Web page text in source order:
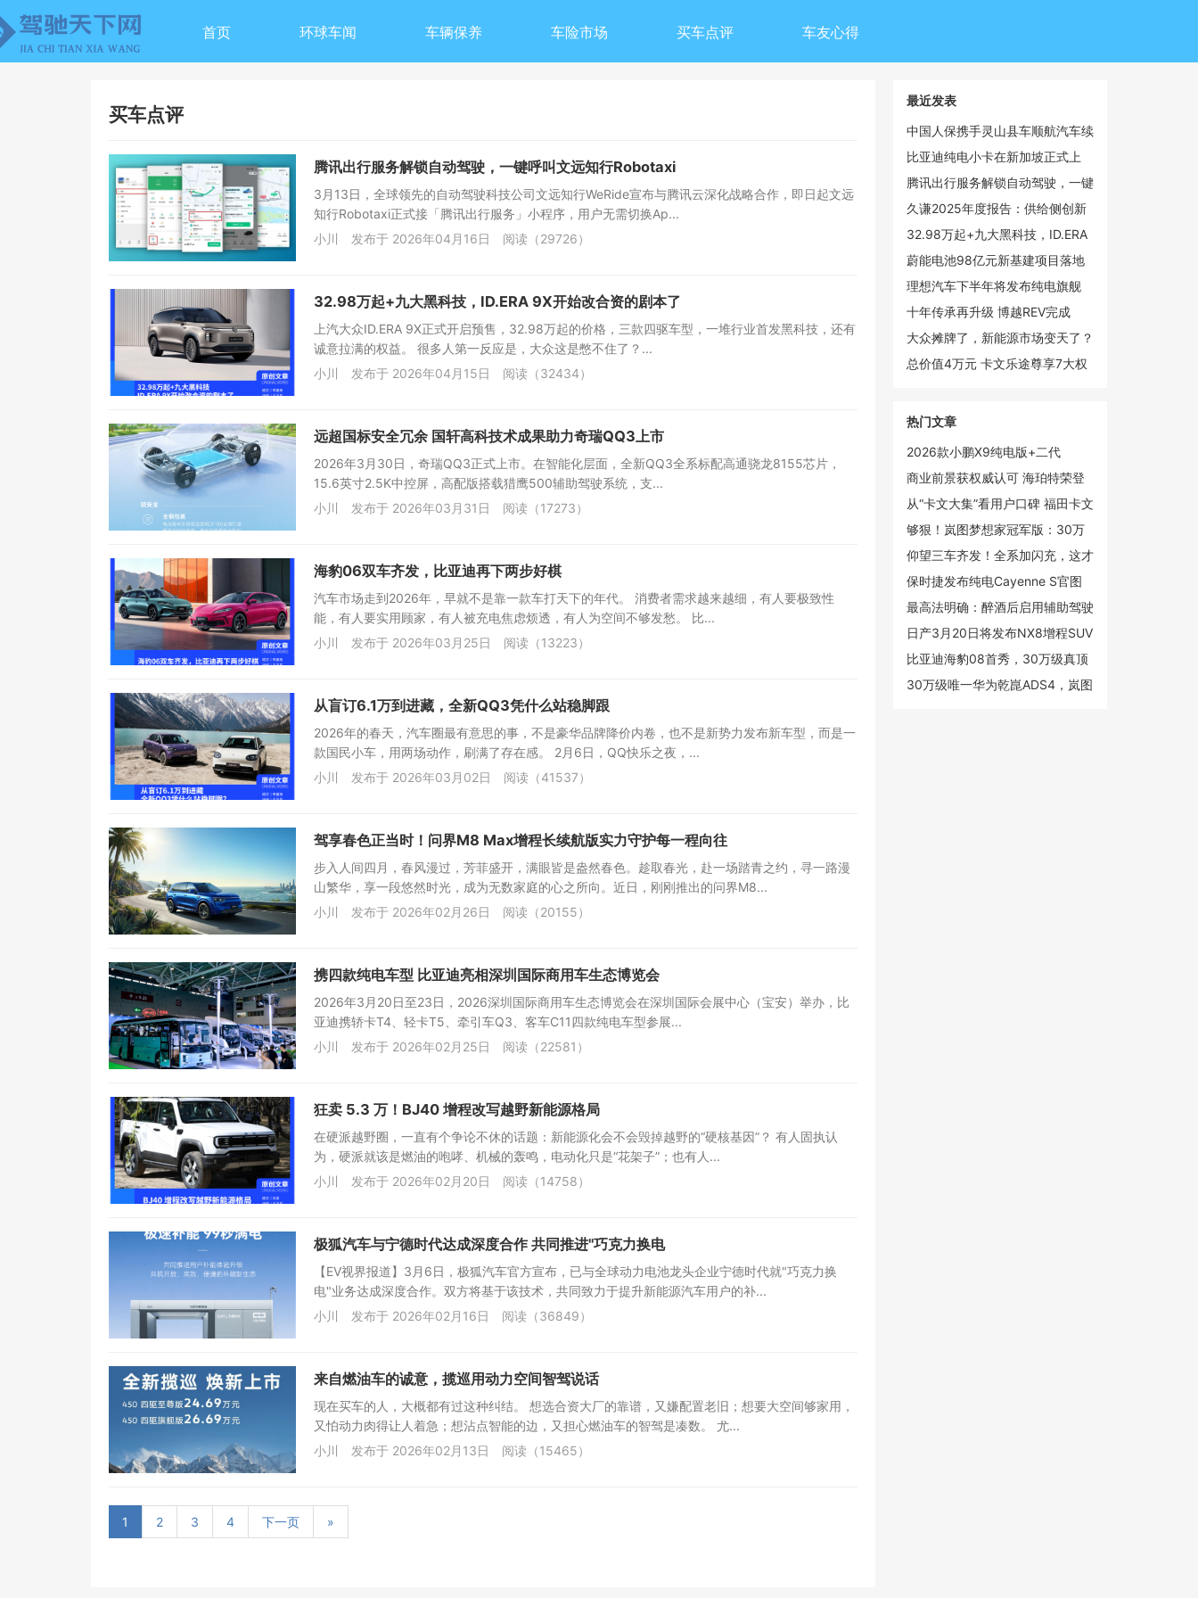
首页 环球车闻 车辆保养 车险市场 买车点评 车友心得
买车点评
腾讯出行服务解锁自动驾驶，一键呼叫文远知行Robotaxi
3月13日，全球领先的自动驾驶科技公司文远知行WeRide宣布与腾讯云深化战略合作，即日起文远
知行Robotaxi正式接「腾讯出行服务」小程序，用户无需切换Ap...
小川
发布于 2026年04月16日 阅读（29726）
32.98万起+九大黑科技，ID.ERA 9X开始改合资的剧本了
上汽大众ID.ERA 9X正式开启预售，32.98万起的价格，三款四驱车型，一堆行业首发黑科技，还有
诚意拉满的权益。 很多人第一反应是，大众这是憋不住了？...
小川
发布于 2026年04月15日 阅读（32434）
远超国标安全冗余 国轩高科技术成果助力奇瑞QQ3上市
2026年3月30日，奇瑞QQ3正式上市。在智能化层面，全新QQ3全系标配高通骁龙8155芯片，
15.6英寸2.5K中控屏，高配版搭载猎鹰500辅助驾驶系统，支...
小川
发布于 2026年03月31日 阅读（17273）
海豹06双车齐发，比亚迪再下两步好棋
汽车市场走到2026年，早就不是靠一款车打天下的年代。 消费者需求越来越细，有人要极致性
能，有人要实用顾家，有人被充电焦虑烦透，有人为空间不够发愁。 比...
小川
发布于 2026年03月25日 阅读（13223）
从盲订6.1万到进藏，全新QQ3凭什么站稳脚跟
2026年的春天，汽车圈最有意思的事，不是豪华品牌降价内卷，也不是新势力发布新车型，而是一
款国民小车，用两场动作，刷满了存在感。 2月6日，QQ快乐之夜，...
小川
发布于 2026年03月02日 阅读（41537）
驾享春色正当时！问界M8 Max增程长续航版实力守护每一程向往
步入人间四月，春风漫过，芳菲盛开，满眼皆是盎然春色。趁取春光，赴一场踏青之约，寻一路漫
山繁华，享一段悠然时光，成为无数家庭的心之所向。近日，刚刚推出的问界M8...
小川
发布于 2026年02月26日 阅读（20155）
携四款纯电车型 比亚迪亮相深圳国际商用车生态博览会
2026年3月20日至23日，2026深圳国际商用车生态博览会在深圳国际会展中心（宝安）举办，比
亚迪携轿卡T4、轻卡T5、牵引车Q3、客车C11四款纯电车型参展...
小川
发布于 2026年02月25日 阅读（22581）
狂卖 5.3 万！BJ40 增程改写越野新能源格局
在硬派越野圈，一直有个争论不休的话题：新能源化会不会毁掉越野的“硬核基因”？ 有人固执认
为，硬派就该是燃油的咆哮、机械的轰鸣，电动化只是“花架子”；也有人...
小川
发布于 2026年02月20日 阅读（14758）
极狐汽车与宁德时代达成深度合作 共同推进"巧克力换电
【EV视界报道】3月6日，极狐汽车官方宣布，已与全球动力电池龙头企业宁德时代就"巧克力换
电"业务达成深度合作。双方将基于该技术，共同致力于提升新能源汽车用户的补...
小川
发布于 2026年02月16日 阅读（36849）
来自燃油车的诚意，揽巡用动力空间智驾说话
现在买车的人，大概都有过这种纠结。 想选合资大厂的靠谱，又嫌配置老旧；想要大空间够家用，
又怕动力肉得让人着急；想沾点智能的边，又担心燃油车的智驾是凑数。 尤...
小川
发布于 2026年02月13日 阅读（15465）
1 2 3 4 下一页 »
最近发表
中国人保携手灵山县车顺航汽车续
保团购会
比亚迪纯电小卡在新加坡正式上
市，乘商市场双线领跑
腾讯出行服务解锁自动驾驶，一键
呼叫文远知行Robotaxi
久谦2025年度报告：供给侧创新
驱动手持智能影像市场倍增，大疆
以55%份额领跑全球
32.98万起+九大黑科技，ID.ERA
9X开始改合资的剧本了
蔚能电池98亿元新基建项目落地
武汉光谷，蔚来加码湖北新能源布
局
理想汽车下半年将发布纯电旗舰
SUV i9 覆盖20-50万元价格带
十年传承再升级 博越REV完成
100℃温差挑战彰显硬核增程实力
大众摊牌了，新能源市场变天了？
总价值4万元 卡文乐途尊享7大权
热门文章
2026款小鹏X9纯电版+二代
VLA，小鹏真正的“大杀器”
商业前景获权威认可 海珀特荣登
2025创新未来独角兽榜单
从“卡文大集”看用户口碑 福田卡文
汽车新春跑出真实力
够狠！岚图梦想家冠军版：30万
级的价格，百万级的智能和安全
仰望三车齐发！全系加闪充，这才
是高端电动
保时捷发布纯电Cayenne S官图
起售价约88.4万元
最高法明确：醉酒后启用辅助驾驶
仍构成危险驾驶罪
日产3月20日将发布NX8增程SUV
定位20万级中大型市场
比亚迪海豹08首秀，30万级真顶
流？
30万级唯一华为乾崑ADS4，岚图